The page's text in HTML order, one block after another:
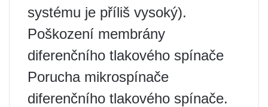
systému je příliš vysoký).
Poškození membrány
diferenčního tlakového spínače
Porucha mikrospínače
diferenčního tlakového spínače.